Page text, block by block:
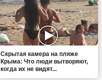
Скрытая камера на пляже
Крыма: Что люди вытворяют,
когда их не видят...